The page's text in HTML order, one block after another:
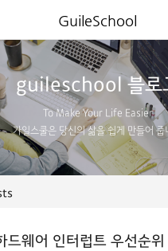
guileschool 블로
To Make Your Life Easier
가일스쿨은 당신의 삶을 쉽게 만들어 줍
웨어 인터럽트 우선순위